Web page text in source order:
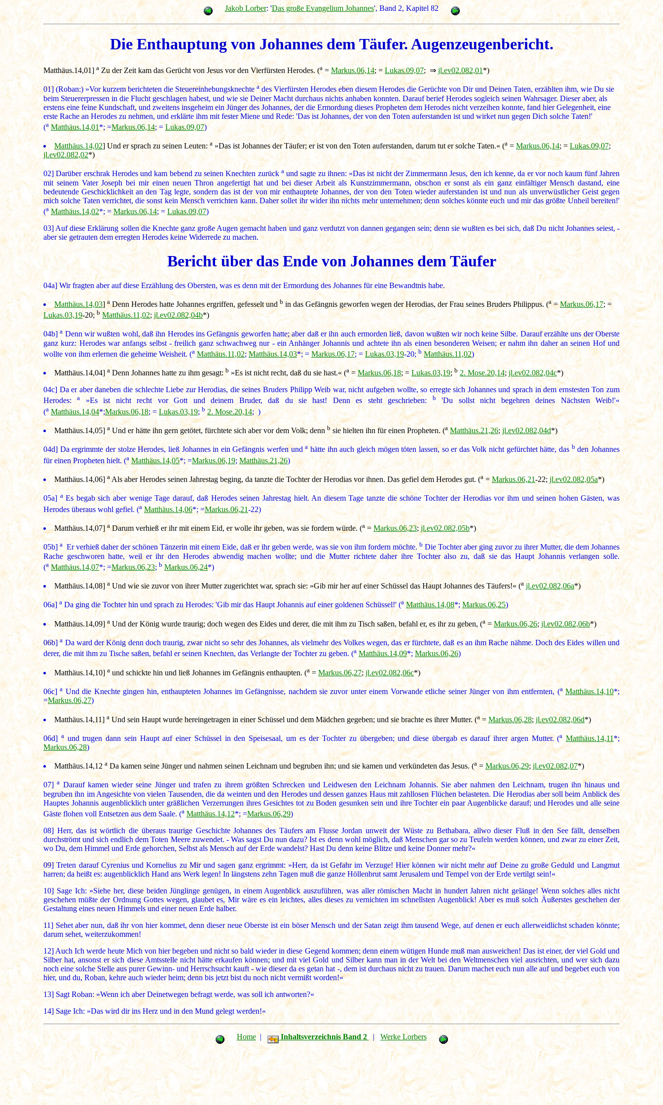
Jakob Lorber: 'Das große Evangelium Johannes', Band 2, Kapitel 82
Die Enthauptung von Johannes dem Täufer. Augenzeugenbericht.
Matthäus.14,01] a Zu der Zeit kam das Gerücht von Jesus vor den Vierfürsten Herodes. (a = Markus.06,14; =Lukas.09,07; ⇒ jl.ev02.082,01 *)
01](Roban:) »Vor kurzem berichteten die Steuereinhebungsknechteades Vierfürsten Herodes eben diesem Herodes die Gerüchte von Dir und Deinen Taten, erzählten ihm, wie Du sie
beim Steuererpressen in die Flucht geschlagen habest, und wie sie Deiner Macht durchaus nichts anhaben konnten. Darauf berief Herodes sogleich seinen Wahrsager. Dieser aber, als
erstens eine feine Kundschaft, und zweitens insgeheim ein Jünger des Johannes, der die Ermordung dieses Propheten dem Herodes nicht verzeihen konnte, fand hier Gelegenheit, eine
erste Rache an Herodes zu nehmen, und erklärte ihm mit fester Miene und Rede: 'Das ist Johannes, der von den Toten auferstanden ist und wirket nun gegen Dich solche Taten!'
(a Matthäus.14,01 *; =Markus.06,14; =Lukas.09,07)
Matthäus.14,02] Und er sprach zu seinen Leuten:a »Das ist Johannes der Täufer; er ist von den Toten auferstanden, darum tut er solche Taten.« (a = Markus.06,14; = Lukas.09,07;
jl.ev02.082,02*)
02] Darüber erschrak Herodes und kam bebend zu seinen Knechten zurück aund sagte zu ihnen: »Das ist nicht der Zimmermann Jesus, den ich kenne, da er vor noch kaum fünf Jahren
mit seinem Vater Joseph bei mir einen neuen Thron angefertigt hat und bei dieser Arbeit als Kunstzimmermann, obschon er sonst als ein ganz einfältiger Mensch dastand, eine
bedeutende Geschicklichkeit an den Tag legte, sondern das ist der von mir enthauptete Johannes, der von den Toten wieder auferstanden ist und nun als unverwüstlicher Geist gegen
mich solche Taten verrichtet, die sonst kein Mensch verrichten kann. Daher sollet ihr wider ihn nichts mehr unternehmen; denn solches könnte euch und mir das größte Unheil bereiten!'
(a Matthäus.14,02*; = Markus.06,14; = Lukas.09,07)
03] Auf diese Erklärung sollen die Knechte ganz große Augen gemacht haben und ganz verdutzt von dannen gegangen sein; denn sie wußten es bei sich, daß Du nicht Johannes seiest, -
aber sie getrauten dem erregten Herodes keine Widerrede zu machen.
Bericht über das Ende von Johannes dem Täufer
04a] Wir fragten aber auf diese Erzählung des Obersten, was es denn mit der Ermordung des Johannes für eine Bewandtnis habe.
Matthäus.14,03]aDenn Herodes hatte Johannes ergriffen, gefesselt und b in das Gefängnis geworfen wegen der Herodias, der Frau seines Bruders Philippus. (a =Markus.06,17; =
Lukas.03,19-20; b Matthäus.11,02; jl.ev02.082,04b*)
04b] a Denn wir wußten wohl, daß ihn Herodes ins Gefängnis geworfen hatte; aber daß er ihn auch ermorden ließ, davon wußten wir noch keine Silbe. Darauf erzählte uns der Oberste
ganz kurz: Herodes war anfangs selbst - freilich ganz schwachweg nur - ein Anhänger Johannis und achtete ihn als einen besonderen Weisen; er nahm ihn daher an seinen Hof und
wollte von ihm erlernen die geheime Weisheit. (a Matthäus.11,02; Matthäus.14,03*; = Markus.06,17; =Lukas.03,19-20; b Matthäus.11,02)
Matthäus.14,04] a Denn Johannes hatte zu ihm gesagt: b »Es ist nicht recht, daß du sie hast.« (a = Markus.06,18; = Lukas.03,19; b 2. Mose.20,14; jl.ev02.082,04c*)
04c] Da er aber daneben die schlechte Liebe zur Herodias, die seines Bruders Philipp Weib war, nicht aufgeben wollte, so erregte sich Johannes und sprach in dem ernstesten Ton zum
Herodes:a »Es ist nicht recht vor Gott und deinem Bruder, daß du sie hast! Denn es steht geschrieben: b
'Du sollst nicht begehren deines Nächsten Weib!'«
(a Matthäus.14,04*;Markus.06,18; = Lukas.03,19; b 2. Mose.20,14; )
Matthäus.14,05] a Und er hätte ihn gern getötet, fürchtete sich aber vor dem Volk; denn b sie hielten ihn für einen Propheten. (a Matthäus.21,26; jl.ev02.082,04d*)
04d] Da ergrimmte der stolze Herodes, ließ Johannes in ein Gefängnis werfen unda hätte ihn auch gleich mögen töten lassen, so er das Volk nicht gefürchtet hätte, das b den Johannes
für einen Propheten hielt. (a Matthäus.14,05*; =Markus.06,19; Matthäus.21,26)
Matthäus.14,06] aAls aber Herodes seinen Jahrestag beging, da tanzte die Tochter der Herodias vor ihnen. Das gefiel dem Herodes gut. (a =Markus.06,21-22; jl.ev02.082,05a*)
05a] aEs begab sich aber wenige Tage darauf, daß Herodes seinen Jahrestag hielt. An diesem Tage tanzte die schöne Tochter der Herodias vor ihm und seinen hohen Gästen, was
Herodes überaus wohl gefiel. (a Matthäus.14,06*; =Markus.06,21-22)
Matthäus.14,07]aDarum verhieß er ihr mit einem Eid, er wolle ihr geben, was sie fordern würde. (a = Markus.06,23; jl.ev02.082,05b*)
05b] a Er verhieß daher der schönen Tänzerin mit einem Eide, daß er ihr geben werde, was sie von ihm fordern möchte. b Die Tochter aber ging zuvor zu ihrer Mutter, die dem Johannes
Rache geschworen hatte, weil er ihr den Herodes abwendig machen wollte; und die Mutter richtete daher ihre Tochter also zu, daß sie das Haupt Johannis verlangen solle.
(a Matthäus.14,07*; =Markus.06,23; b Markus.06,24*)
Matthäus.14,08]aUnd wie sie zuvor von ihrer Mutter zugerichtet war, sprach sie: »Gib mir her auf einer Schüssel das Haupt Johannes des Täufers!« (a jl.ev02.082,06a*)
06a] aDa ging die Tochter hin und sprach zu Herodes: 'Gib mir das Haupt Johannis auf einer goldenen Schüssel!' (a Matthäus.14,08*; Markus.06,25)
Matthäus.14,09]a Und der König wurde traurig; doch wegen des Eides und derer, die mit ihm zu Tisch saßen, befahl er, es ihr zu geben, (a =Markus.06,26; jl.ev02.082,06b*)
06b] a Da ward der König denn doch traurig, zwar nicht so sehr des Johannes, als vielmehr des Volkes wegen, das er fürchtete, daß es an ihm Rache nähme. Doch des Eides willen und
derer, die mit ihm zu Tische saßen, befahl er seinen Knechten, das Verlangte der Tochter zu geben. (a Matthäus.14,09*; Markus.06,26)
Matthäus.14,10] a und schickte hin und ließ Johannes im Gefängnis enthaupten. (a = Markus.06,27; jl.ev02.082,06c*)
06c] a Und die Knechte gingen hin, enthaupteten Johannes im Gefängnisse, nachdem sie zuvor unter einem Vorwande etliche seiner Jünger von ihm entfernten, (a Matthäus.14,10*;
=Markus.06,27)
Matthäus.14,11] a Und sein Haupt wurde hereingetragen in einer Schüssel und dem Mädchen gegeben; und sie brachte es ihrer Mutter. (a =Markus.06,28; jl.ev02.082,06d*)
06d] aund trugen dann sein Haupt auf einer Schüssel in den Speisesaal, um es der Tochter zu übergeben; und diese übergab es darauf ihrer argen Mutter. (a Matthäus.14,11 *;
Markus.06,28)
Matthäus.14,12 a Da kamen seine Jünger und nahmen seinen Leichnam und begruben ihn; und sie kamen und verkündeten das Jesus. (a = Markus.06,29; jl.ev02.082,07*)
07] a Darauf kamen wieder seine Jünger und trafen zu ihrem größten Schrecken und Leidwesen den Leichnam Johannis. Sie aber nahmen den Leichnam, trugen ihn hinaus und
begruben ihn im Angesichte von vielen Tausenden, die da weinten und den Herodes und dessen ganzes Haus mit zahllosen Flüchen belasteten. Die Herodias aber soll beim Anblick des
Hauptes Johannis augenblicklich unter gräßlichen Verzerrungen ihres Gesichtes tot zu Boden gesunken sein und ihre Tochter ein paar Augenblicke darauf; und Herodes und alle seine
Gäste flohen voll Entsetzen aus dem Saale. (a Matthäus.14,12*; =Markus.06,29)
08] Herr, das ist wörtlich die überaus traurige Geschichte Johannes des Täufers am Flusse Jordan unweit der Wüste zu Bethabara, allwo dieser Fluß in den See fällt, denselben
durchströmt und sich endlich dem Toten Meere zuwendet. - Was sagst Du nun dazu? Ist es denn wohl möglich, daß Menschen gar so zu Teufeln werden können, und zwar zu einer Zeit,
wo Du, dem Himmel und Erde gehorchen, Selbst als Mensch auf der Erde wandelst? Hast Du denn keine Blitze und keine Donner mehr?«
09]Treten darauf Cyrenius und Kornelius zu Mir und sagen ganz ergrimmt: »Herr, da ist Gefahr im Verzuge! Hier können wir nicht mehr auf Deine zu große Geduld und Langmut
harren; da heißt es: augenblicklich Hand ans Werk legen! In längstens zehn Tagen muß die ganze Höllenbrut samt Jerusalem und Tempel von der Erde vertilgt sein!«
10] Sage Ich: »Siehe her, diese beiden Jünglinge genügen, in einem Augenblick auszuführen, was aller römischen Macht in hundert Jahren nicht gelänge! Wenn solches alles nicht
geschehen müßte der Ordnung Gottes wegen, glaubet es, Mir wäre es ein leichtes, alles dieses zu vernichten im schnellsten Augenblick! Aber es muß solch Äußerstes geschehen der
Gestaltung eines neuen Himmels und einer neuen Erde halber.
11] Sehet aber nun, daß ihr von hier kommet, denn dieser neue Oberste ist ein böser Mensch und der Satan zeigt ihm tausend Wege, auf denen er euch allerweidlichst schaden könnte;
darum sehet, weiterzukommen!
12] Auch Ich werde heute Mich von hier begeben und nicht so bald wieder in diese Gegend kommen; denn einem wütigen Hunde muß man ausweichen! Das ist einer, der viel Gold und
Silber hat, ansonst er sich diese Amtsstelle nicht hätte erkaufen können; und mit viel Gold und Silber kann man in der Welt bei den Weltmenschen viel ausrichten, und wer sich dazu
noch eine solche Stelle aus purer Gewinn- und Herrschsucht kauft - wie dieser da es getan hat -, dem ist durchaus nicht zu trauen. Darum machet euch nun alle auf und begebet euch von
hier, und du, Roban, kehre auch wieder heim; denn bis jetzt bist du noch nicht vermißt worden!«
13] Sagt Roban: »Wenn ich aber Deinetwegen befragt werde, was soll ich antworten?«
14]Sage Ich: »Das wird dir ins Herz und in den Mund gelegt werden!«
Home| Inhaltsverzeichnis Band 2 | Werke Lorbers